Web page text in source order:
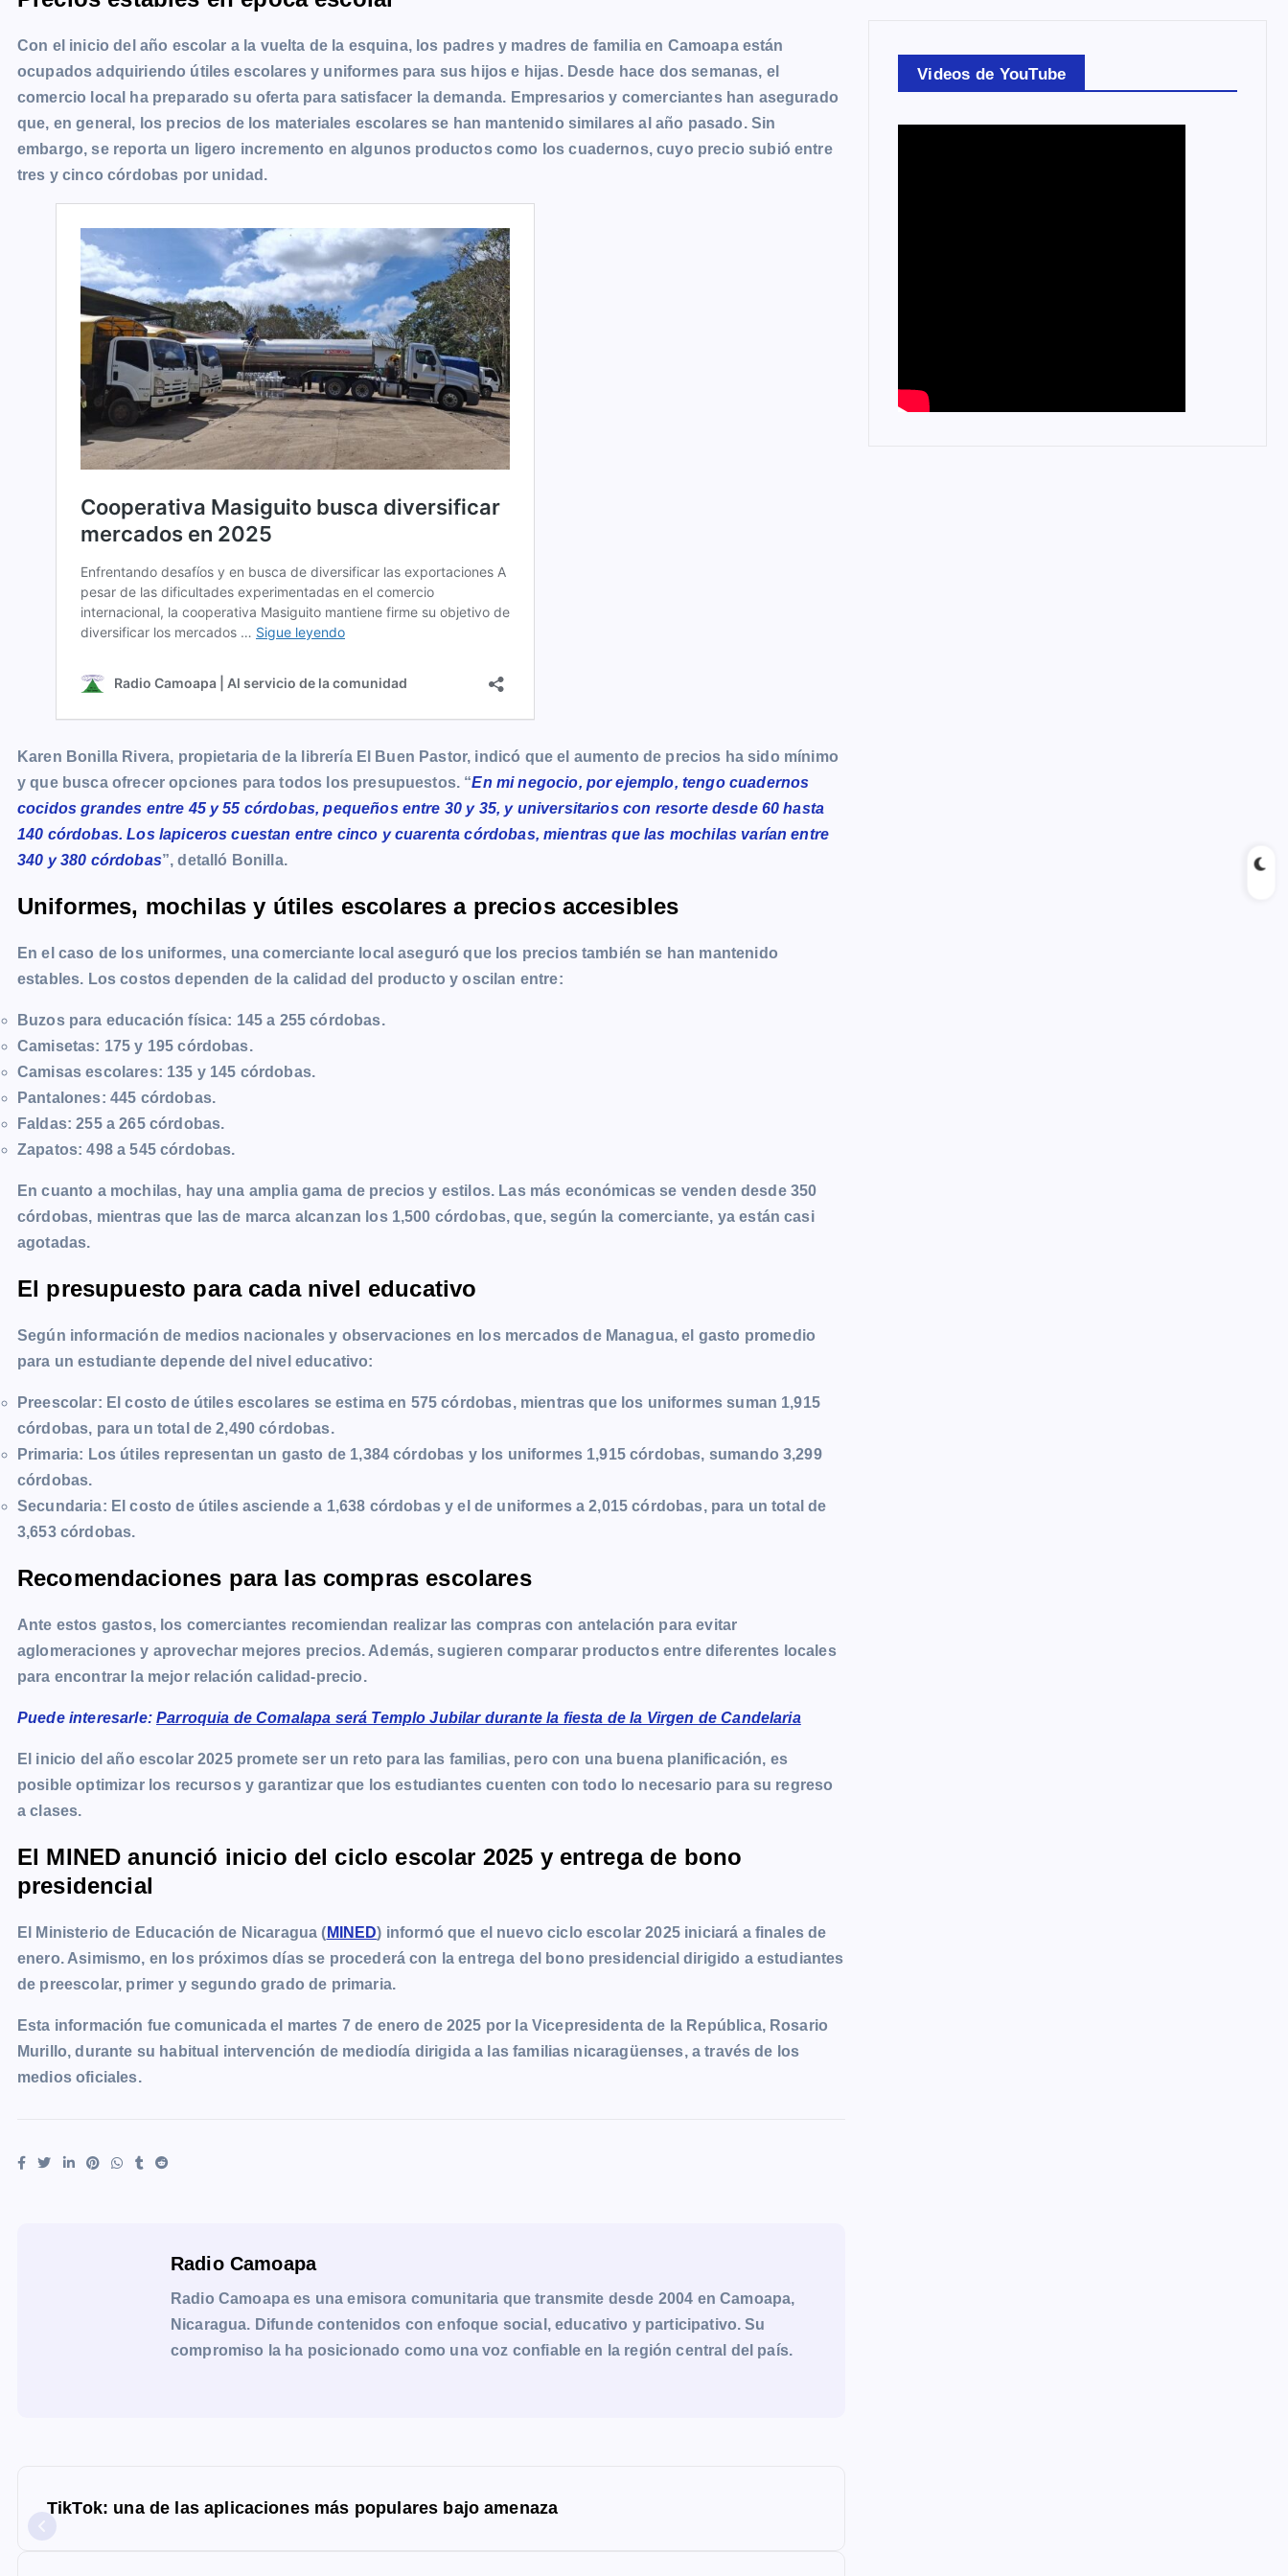
b
o
o
k
e
n
g
e
r
s
A
p
p
l
L
i
n
k
t
g
r
a
m
g
e
r
Con el inicio del año escolar a la vuelta de la esquina, los padres y madres de familia en Camoapa están
ocupados adquiriendo útiles escolares y uniformes para sus hijos e hijas. Desde hace dos semanas, el
comercio local ha preparado su oferta para satisfacer la demanda. Empresarios y comerciantes han asegurado
que, en general, los precios de los materiales escolares se han mantenido similares al año pasado. Sin
embargo, se reporta un ligero incremento en algunos productos como los cuadernos, cuyo precio subió entre
tres y cinco córdobas por unidad.
Karen Bonilla Rivera, propietaria de la librería El Buen Pastor, indicó que el aumento de precios ha sido mínimo
y que busca ofrecer opciones para todos los presupuestos. “En mi negocio, por ejemplo, tengo cuadernos
cocidos grandes entre 45 y 55 córdobas, pequeños entre 30 y 35, y universitarios con resorte desde 60 hasta
140 córdobas. Los lapiceros cuestan entre cinco y cuarenta córdobas, mientras que las mochilas varían entre
340 y 380 córdobas”, detalló Bonilla.
Uniformes, mochilas y útiles escolares a precios accesibles
En el caso de los uniformes, una comerciante local aseguró que los precios también se han mantenido
estables. Los costos dependen de la calidad del producto y oscilan entre:
Buzos para educación física: 145 a 255 córdobas.
Camisetas: 175 y 195 córdobas.
Camisas escolares: 135 y 145 córdobas.
Pantalones: 445 córdobas.
Faldas: 255 a 265 córdobas.
Zapatos: 498 a 545 córdobas.
En cuanto a mochilas, hay una amplia gama de precios y estilos. Las más económicas se venden desde 350
córdobas, mientras que las de marca alcanzan los 1,500 córdobas, que, según la comerciante, ya están casi
agotadas.
El presupuesto para cada nivel educativo
Según información de medios nacionales y observaciones en los mercados de Managua, el gasto promedio
para un estudiante depende del nivel educativo:
Preescolar: El costo de útiles escolares se estima en 575 córdobas, mientras que los uniformes suman 1,915
córdobas, para un total de 2,490 córdobas.
Primaria: Los útiles representan un gasto de 1,384 córdobas y los uniformes 1,915 córdobas, sumando 3,299
córdobas.
Secundaria: El costo de útiles asciende a 1,638 córdobas y el de uniformes a 2,015 córdobas, para un total de
3,653 córdobas.
Recomendaciones para las compras escolares
Ante estos gastos, los comerciantes recomiendan realizar las compras con antelación para evitar
aglomeraciones y aprovechar mejores precios. Además, sugieren comparar productos entre diferentes locales
para encontrar la mejor relación calidad-precio.
Puede interesarle:Parroquia de Comalapa será Templo Jubilar durante la fiesta de la Virgen de Candelaria
El inicio del año escolar 2025 promete ser un reto para las familias, pero con una buena planificación, es
posible optimizar los recursos y garantizar que los estudiantes cuenten con todo lo necesario para su regreso
a clases.
El MINED anunció inicio del ciclo escolar 2025 y entrega de bono
presidencial
El Ministerio de Educación de Nicaragua ( MINED) informó que el nuevo ciclo escolar 2025 iniciará a finales de
enero. Asimismo, en los próximos días se procederá con la entrega del bono presidencial dirigido a estudiantes
de preescolar, primer y segundo grado de primaria.
Esta información fue comunicada el martes 7 de enero de 2025 por la Vicepresidenta de la República, Rosario
Murillo, durante su habitual intervención de mediodía dirigida a las familias nicaragüenses, a través de los
medios oficiales.
Radio Camoapa
Radio Camoapa es una emisora comunitaria que transmite desde 2004 en Camoapa,
Nicaragua. Difunde contenidos con enfoque social, educativo y participativo. Su
compromiso la ha posicionado como una voz confiable en la región central del país.
TikTok: una de las aplicaciones más populares bajo amenaza
Videos de YouTube